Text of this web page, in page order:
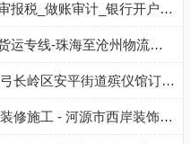
注册香港及海外设立离岸公司-年审报税_做账审计_银行开户-瑞丰德永
珠海到沧州物流专线-珠海到沧州货运专线-珠海至沧州物流公司-就发物流网
安平街道鲜花店花圈店_辽宁辽阳弓长岭区安平街道殡仪馆订花圈代送花圈配送服务(地址、电话、配送范围)
河源别墅设计|老隆装修设计|龙川装修施工 - 河源市西岸装饰设计公司官网